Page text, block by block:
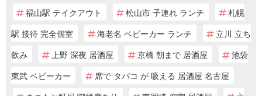
福山駅 テイクアウト
松山市 子連れ ランチ
札幌
駅 接待 完全個室
海老名 ベビーカー ランチ
立川 立ち
飲み
上野 深夜 居酒屋 京橋 朝まで 居酒屋
池袋
東武 ベビーカー
席で タバコ が 吸える 居酒屋 名古屋